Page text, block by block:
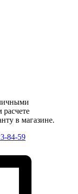
в магазине.
84-59